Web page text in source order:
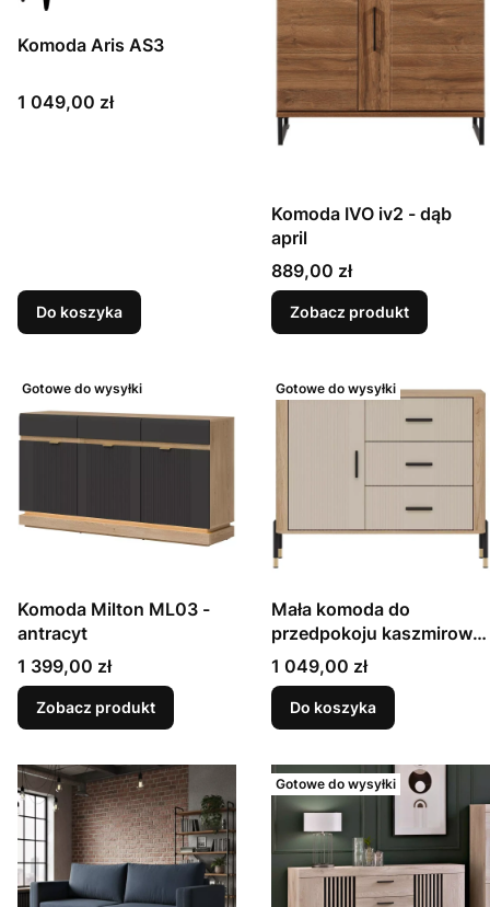
Komoda Aris AS3
Cena
1 049,00 zł
Do koszyka
Komoda IVO iv2 - dąb
april
Cena
889,00 zł
Zobacz produkt
Gotowe do wysyłki
Komoda Milton ML03 -
antracyt
Cena
1 399,00 zł
Zobacz produkt
Gotowe do wysyłki
Mała komoda do
przedpokoju kaszmirowa
- Dante DT03
Cena
1 049,00 zł
Do koszyka
Gotowe do wysyłki